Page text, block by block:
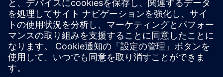
その他の情報とリソース
Sustainability についてもっと学びましょう